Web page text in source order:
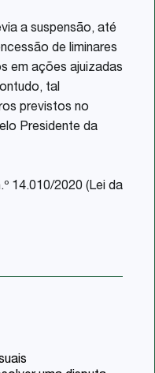
a suspensão, até
de liminares
em ações ajuizadas
tal
previstos no
Presidente da
14.010/2020 (Lei da